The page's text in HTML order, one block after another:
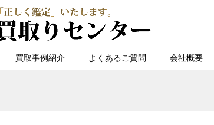
買取事例紹介 よくあるご質問 会社概要